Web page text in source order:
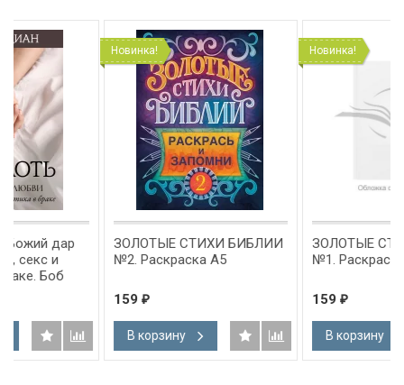
Новинка!
ЗОЛОТЫЕ СТИХИ БИБЛИИ
№2. Раскраска А5
В корзину
Новинка!
ЗОЛОТЫЕ СТИХИ БИБЛИИ
№1. Раскраска А5
В корзину